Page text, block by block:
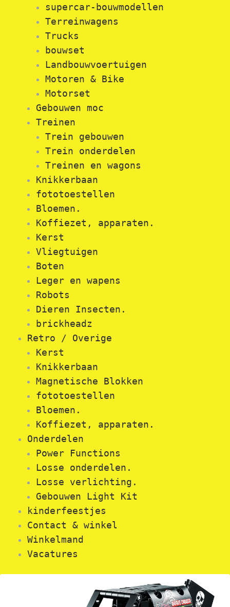
supercar-bouwmodellen
Terreinwagens
Trucks
bouwset
Landbouwvoertuigen
Motoren & Bike
Motorset
Gebouwen moc
Treinen
Trein gebouwen
Trein onderdelen
Treinen en wagons
Knikkerbaan
fototoestellen
Bloemen.
Koffiezet, apparaten.
Kerst
Vliegtuigen
Boten
Leger en wapens
Robots
Dieren Insecten.
brickheadz
Retro / Overige
Kerst
Knikkerbaan
Magnetische Blokken
fototoestellen
Bloemen.
Koffiezet, apparaten.
Onderdelen
Power Functions
Losse onderdelen.
Losse verlichting.
Gebouwen Light Kit
kinderfeestjes
Contact & winkel
Winkelmand
Vacatures